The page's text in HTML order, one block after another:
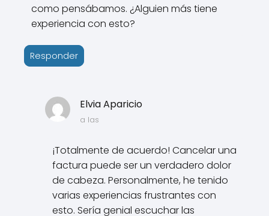
como pensábamos. ¿Alguien más tiene
experiencia con esto?
Responder
Elvia Aparicio
a las
¡Totalmente de acuerdo! Cancelar una
factura puede ser un verdadero dolor
de cabeza. Personalmente, he tenido
varias experiencias frustrantes con
esto. Sería genial escuchar las